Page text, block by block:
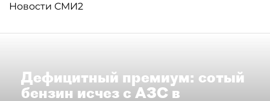
Новости СМИ2
Дефицитный премиум: сотый
бензин исчез с АЗС в